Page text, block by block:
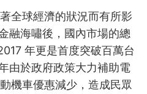
全球經濟的狀況而有所影
融海嘯後，國內市場的總
年更是首度突破百萬台
由於政府政策大力補助電
機車優惠減少，造成民眾